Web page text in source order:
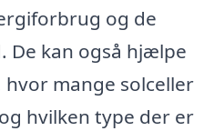
og de
De kan også hjælpe
mange solceller
hvilken type der er